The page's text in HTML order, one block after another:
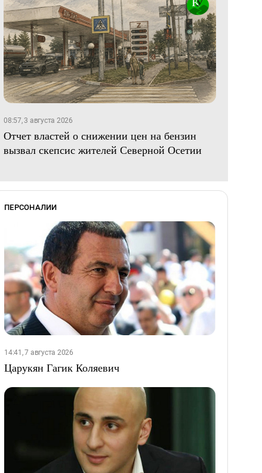
08:57, 3 августа 2026
Отчет властей о снижении цен на бензин
вызвал скепсис жителей Северной Осетии
ПЕРСОНАЛИИ
14:41, 7 августа 2026
Царукян Гагик Коляевич